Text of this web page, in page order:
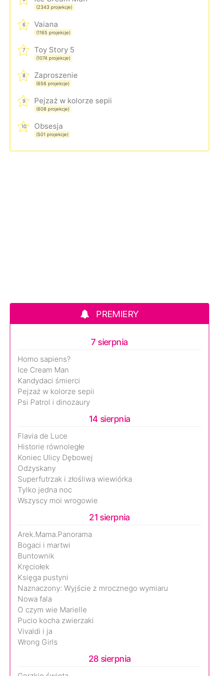
(2343 projekcje)
6 Vaiana
(1165 projekcje)
7 Toy Story 5
(1074 projekcje)
8 Zaproszenie
(656 projekcje)
9 Pejzaż w kolorze sepii
(608 projekcje)
10 Obsesja
(501 projekcje)
PREMIERY
7 sierpnia
Homo sapiens?
Ice Cream Man
Kandydaci śmierci
Pejzaż w kolorze sepii
Psi Patrol i dinozaury
14 sierpnia
Flavia de Luce
Historie równoległe
Koniec Ulicy Dębowej
Odzyskany
Superfutrzak i złośliwa wiewiórka
Tylko jedna noc
Wszyscy moi wrogowie
21 sierpnia
Arek.Mama.Panorama
Bogaci i martwi
Buntownik
Kręciołek
Księga pustyni
Naznaczony: Wyjście z mrocznego wymiaru
Nowa fala
O czym wie Marielle
Pucio kocha zwierzaki
Vivaldi i ja
Wrong Girls
28 sierpnia